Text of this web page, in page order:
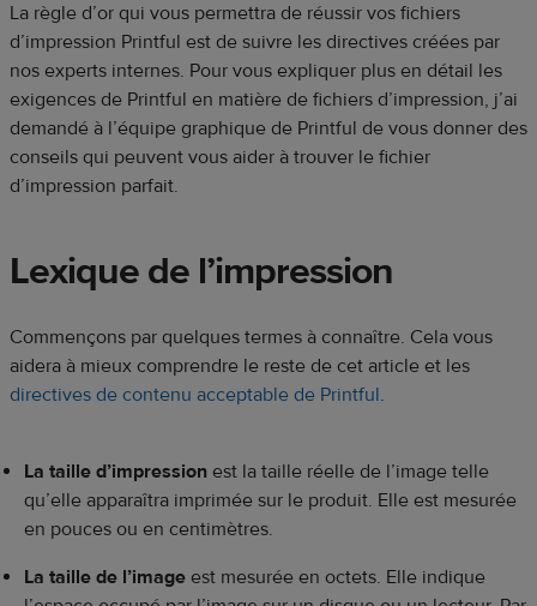
La règle d’or qui vous permettra de réussir vos fichiers
d’impression Printful est de suivre les directives créées par
nos experts internes. Pour vous expliquer plus en détail les
exigences de Printful en matière de fichiers d’impression, j’ai
demandé à l’équipe graphique de Printful de vous donner des
conseils qui peuvent vous aider à trouver le fichier
d’impression parfait.
Lexique de l’impression
Commençons par quelques termes à connaître. Cela vous
aidera à mieux comprendre le reste de cet article et les
directives de contenu acceptable de Printful.
La taille d’impression est la taille réelle de l’image telle
qu’elle apparaîtra imprimée sur le produit. Elle est mesurée
en pouces ou en centimètres.
La taille de l’image est mesurée en octets. Elle indique